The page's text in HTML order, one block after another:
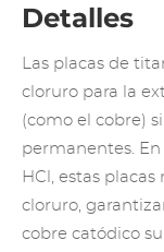
Detalles
Las placas de
cloruro para la
(como el cobre)
permanentes. En
HCl, estas
cloruro,
cobre catódico